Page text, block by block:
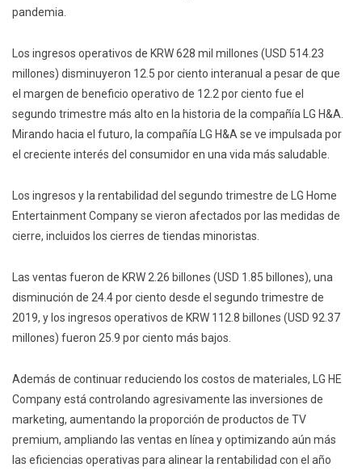
pandemia.
Los ingresos operativos de KRW 628 mil millones (USD 514.23
millones) disminuyeron 12.5 por ciento interanual a pesar de que
el margen de beneficio operativo de 12.2 por ciento fue el
segundo trimestre más alto en la historia de la compañía LG H&A.
Mirando hacia el futuro, la compañía LG H&A se ve impulsada por
el creciente interés del consumidor en una vida más saludable.
Los ingresos y la rentabilidad del segundo trimestre de LG Home
Entertainment Company se vieron afectados por las medidas de
cierre, incluidos los cierres de tiendas minoristas.
Las ventas fueron de KRW 2.26 billones (USD 1.85 billones), una
disminución de 24.4 por ciento desde el segundo trimestre de
2019, y los ingresos operativos de KRW 112.8 billones (USD 92.37
millones) fueron 25.9 por ciento más bajos.
Además de continuar reduciendo los costos de materiales, LG HE
Company está controlando agresivamente las inversiones de
marketing, aumentando la proporción de productos de TV
premium, ampliando las ventas en línea y optimizando aún más
las eficiencias operativas para alinear la rentabilidad con el año